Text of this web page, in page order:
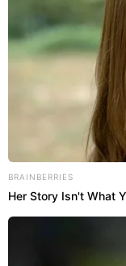
BRAINBERRIES
Her Story Isn't What